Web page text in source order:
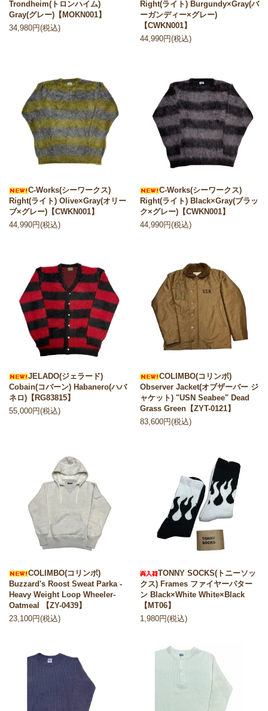
Trondheim(トロンハイム)
Gray(グレー)【MOKN001】
34,980円(税込)
Right(ライト) Burgundy×Gray(バ
ーガンディー×グレー)
【CWKN001】
44,990円(税込)
C-Works(シーワークス)
Right(ライト) Olive×Gray(オリー
ブ×グレー)【CWKN001】
44,990円(税込)
C-Works(シーワークス)
Right(ライト) Black×Gray(ブラッ
ク×グレー)【CWKN001】
44,990円(税込)
JELADO(ジェラード)
Cobain(コバーン) Habanero(ハバ
ネロ)【RG83815】
55,000円(税込)
COLIMBO(コリンボ)
Observer Jacket(オブザーバー ジ
ャケット) "USN Seabee" Dead
Grass Green【ZYT-0121】
83,600円(税込)
COLIMBO(コリンボ)
Buzzard's Roost Sweat Parka -
Heavy Weight Loop Wheeler-
Oatmeal 【ZY-0439】
23,100円(税込)
TONNY SOCKS(トニーソッ
クス) Frames ファイヤーパター
ン Black×White White×Black
【MT06】
1,980円(税込)